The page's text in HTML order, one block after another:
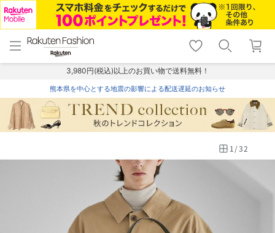
menu home
トップ
shopping_cart lock_outline
ログイン
3,980円(税込)以上のお買い物で送料無料！
熊本県を中心とする地震の影響による配送遅延のお知らせ
1/32